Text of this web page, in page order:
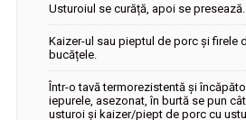
Usturoiul se curăță, apoi se presează.
Kaizer-ul sau pieptul de porc și firele
bucățele.
Într-o tavă termorezistentă și
iepurele, asezonat, în burtă se pun
usturoi și kaizer/piept de porc cu